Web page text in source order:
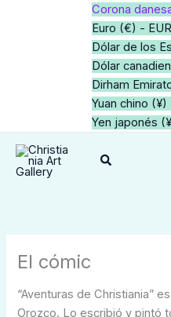
Corona
Euro (€) - EUR
Dólar de los
Dólar
Yuan chino (¥)
Yen japonés
Buscar
El cómic
“Aventuras de Christiania”
Orozco. Lo escribió y pintó